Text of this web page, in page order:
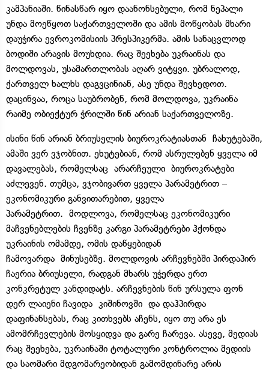
კამპანიაში. წინასწარ იყო დაანონსებული, რომ ნეპალი
უნდა მოეწყოთ საქართველოში და ამის მოწყობას მხარი
დაუჭირა ევროკომისიის პრესპიკერმა. ამის სანაცვლოდ
ბოდიში არავის მოუხდია. რაც შეეხება უკრაინას და
მოლდოვას, უსამართლობას აღარ ვიტყვი. უბრალოდ,
ქართველ ხალხს დაგვცინიან, ასე უნდა შევხედოთ.
დაცინვაა, როცა საუბრობენ, რომ მოლდოვა, უკრაინა
რაიმე ობიექტურ ჭრილში წინ არიან საქართველოზე.
ისინი წინ არიან ბრიუსელის ბიუროკრატიასთან ჩახუტებაში,
ამაში ვერ ვჯობნით. ეხუტებიან, რომ ასრულებენ ყველა იმ
დავალებას, რომელსაც არარჩეული ბიუროკრატები
აძლევენ. თუმცა, ვჯობივართ ყველა პარამეტრით –
ეკონომიკური განვითარებით, ყველა
პარამეტრით. მოდლოვა, რომელსაც ეკონომიკური
მაჩვენებლების ჩვენზე კარგი პარამეტრები ჰქონდა
უკრაინის ომამდე, ომის დაწყებიდან
ჩამოვარდა მინუსებზე. მოლდოვის არჩევნებში პირდაპირ
ჩაერია ბრიუსელი, რადგან მხარს უჭერდა ერთ
კონკრეტულ კანდიდატს. არჩევნების წინ ურსულა ფონ
დერ ლაიენი ჩავიდა
კიშინოვში და დაჰპირდა
დაფინანსებას, რაც კითხვებს აჩენს, იყო თუ არა ეს
ამომრჩევლების მოსყიდვა და გარე ჩარევა. ასევე, მედიას
რაც შეეხება, უკრაინაში ტოტალური კონტროლია მედიის
და საომარი მდგომარეობიდან გამომდინარე არის